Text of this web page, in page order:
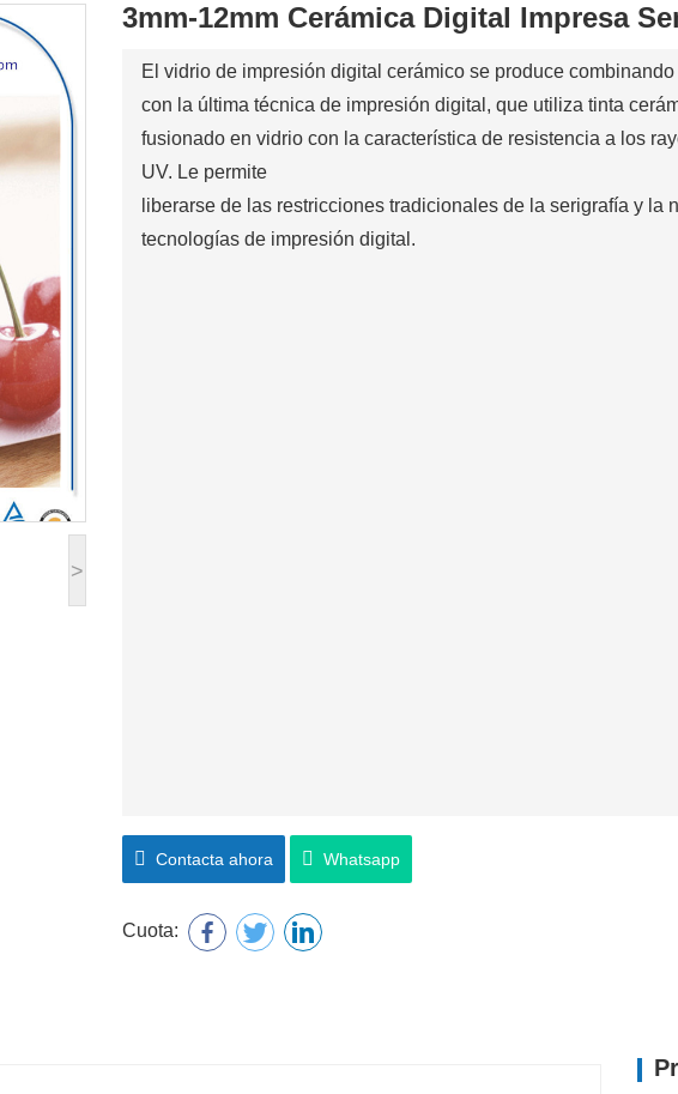
>
3mm-12mm Cerámica Digital Impresa
El vidrio de impresión digital cerámico se produce
con la última técnica de impresión digital, que utiliza tinta
fusionado en vidrio con la característica de resistencia a los
UV. Le permite
liberarse de las restricciones tradicionales de la serigrafía y la
tecnologías de impresión digital.
Contacta ahora Whatsapp
Cuota: